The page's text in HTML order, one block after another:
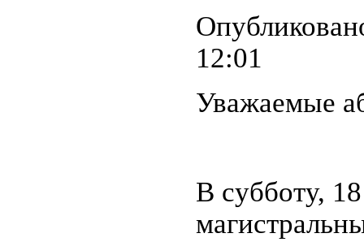
12:01
Уважаемые
В субботу,